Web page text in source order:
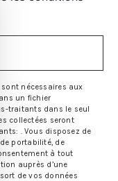
nécessaires aux
un fichier
traitants dans le seul
collectées seront
. Vous disposez de
de portabilité, de
à tout
auprès d’une
de vos données